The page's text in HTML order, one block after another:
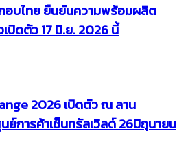
กอบไทย ยืนยันความพร้อมผลิต
ดตัว 17 มิ.ย. 2026 นี้
2026 เปิดตัว ณ ลาน
การค้าเซ็นทรัลเวิลด์ 26มิถุนายน